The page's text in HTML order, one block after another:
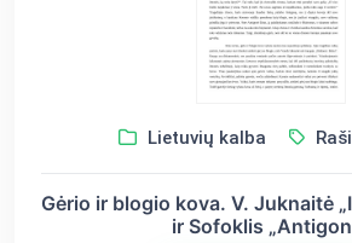
Lietuvių kalba
Gėrio ir blogio kova. V. Juknaitė
ir Sofoklis